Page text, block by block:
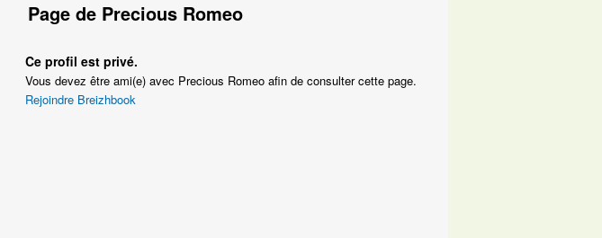
Page de Precious Romeo
Ce profil est privé.
Vous devez être ami(e) avec Precious Romeo afin de consulter cette page.
Rejoindre Breizhbook